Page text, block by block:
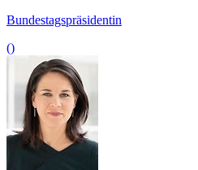
Bundestagspräsidentin
()